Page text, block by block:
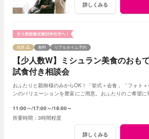
詳しくみる
【少人数W】ミシュラン美食のおも
試食付き相談会
残席 無料 リアルタイム予約
おふたりと親御様のみからOK！「挙式＋会食」「フォト
ンのバリエーションを豊富にご用意。おふたりのご希望
11:00～ 17:00～ 18:00～
3時間程度
詳しくみる